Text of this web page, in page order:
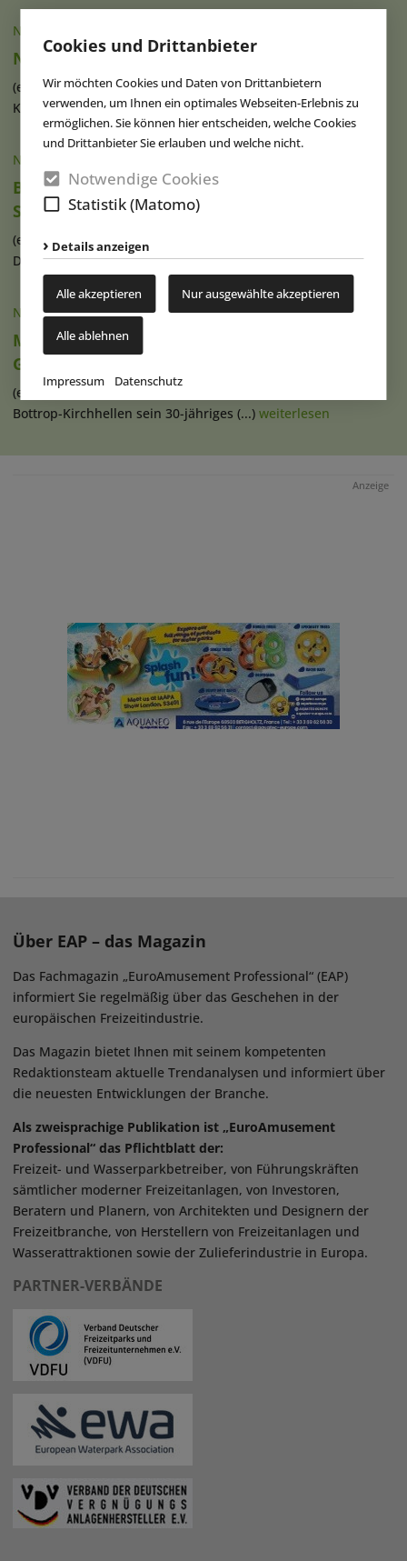
Cookies und Drittanbieter
Wir möchten Cookies und Daten von Drittanbietern
verwenden, um Ihnen ein optimales Webseiten-Erlebnis zu
ermöglichen. Sie können hier entscheiden, welche Cookies
und Drittanbieter Sie erlauben und welche nicht.
Notwendige Cookies
Statistik (Matomo)
Details anzeigen
Alle akzeptieren Nur ausgewählte akzeptieren
Alle ablehnen
Impressum Datenschutz
NACHRICHTEN
Neuer Spielspaß im Allwetterzoo Münster
(eap) Der Allwetterzoo Münster hat sein Spielangebot für
Kinder modernisiert und diesen (...)weiterlesen
NACHRICHTEN
Brad Gilmour ist neuer Präsident von
SeaWorld Orlando
(eap) Brad Gilmour (Foto), seit 2023 als Präsident von
Discovery Cove und Aquatica in (...)weiterlesen
NACHRICHTEN|07.08.2026
Movie Park Germany begrüßt 40-millionsten
Gast
(eap) Diesen Sommer feiert der Movie Park Germany in
Bottrop-Kirchhellen sein 30-jähriges (...) weiterlesen
Anzeige
Über EAP – das Magazin
Das Fachmagazin „EuroAmusement Professional“ (EAP)
informiert Sie regelmäßig über das Geschehen in der
europäischen Freizeitindustrie.
Das Magazin bietet Ihnen mit seinem kompetenten
Redaktionsteam aktuelle Trendanalysen und informiert über
die neuesten Entwicklungen der Branche.
Als zweisprachige Publikation ist „EuroAmusement
Professional“ das Pflichtblatt der:
Freizeit- und Wasserparkbetreiber, von Führungskräften
sämtlicher moderner Freizeitanlagen, von Investoren,
Beratern und Planern, von Architekten und Designern der
Freizeitbranche, von Herstellern von Freizeitanlagen und
Wasserattraktionen sowie der Zulieferindustrie in Europa.
PARTNER-VERBÄNDE